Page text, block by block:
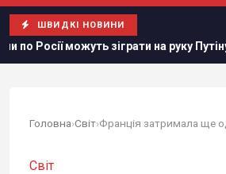
ШВИДКІ НОВИНИ
зіграти на руку Путіну, - The Times
Головна›Світ›
Світ